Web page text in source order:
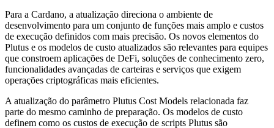
Para a Cardano, a atualização direciona o ambiente de
desenvolvimento para um conjunto de funções mais amplo e custos
de execução definidos com mais precisão. Os novos elementos do
Plutus e os modelos de custo atualizados são relevantes para equipes
que constroem aplicações de DeFi, soluções de conhecimento zero,
funcionalidades avançadas de carteiras e serviços que exigem
operações criptográficas mais eficientes.
A atualização do parâmetro Plutus Cost Models relacionada faz
parte do mesmo caminho de preparação. Os modelos de custo
definem como os custos de execução de scripts Plutus são